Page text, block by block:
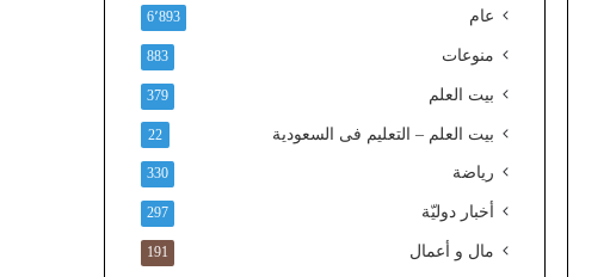
و
ن
ي
ل
م
ح
عام 6٬893
منوعات 883
بيت العلم 379
بيت العلم – التعليم فى السعودية 22
رياضة 330
أخبار دوليّة 297
مال و أعمال 191